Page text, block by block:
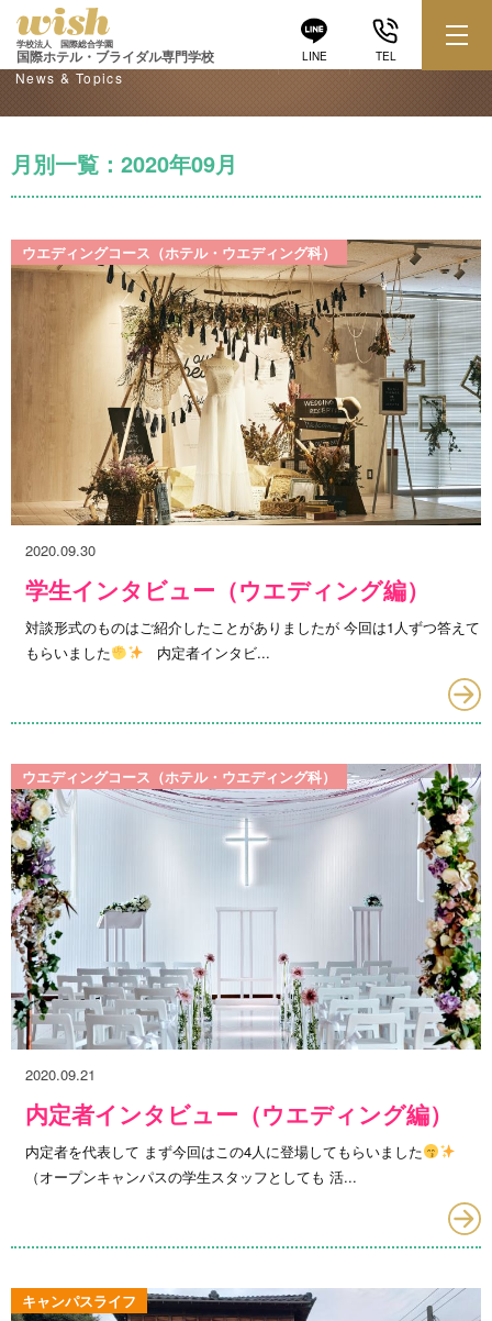
LINE TEL
学校法人 国際総合学園
国際ホテル・ブライダル専門学校
学校からのお知らせ
News & Topics
月別一覧：2020年09月
ウエディングコース（ホテル・ウエディング科）
2020.09.30
学生インタビュー（ウエディング編）
対談形式のものはご紹介したことがありましたが 今回は1人ずつ答えて
もらいました
内定者インタビ...
ウエディングコース（ホテル・ウエディング科）
2020.09.21
内定者インタビュー（ウエディング編）
内定者を代表して まず今回はこの4人に登場してもらいました
（オープンキャンパスの学生スタッフとしても 活...
キャンパスライフ